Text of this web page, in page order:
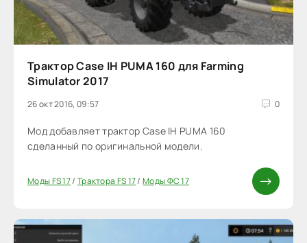
Трактор Case IH PUMA 160 для Farming
Simulator 2017
26 окт 2016, 09:57 0
Мод добавляет трактор Case IH PUMA 160
сделанный по оригинальной модели.
Моды FS 17/ Трактора FS 17/Моды ФС 17